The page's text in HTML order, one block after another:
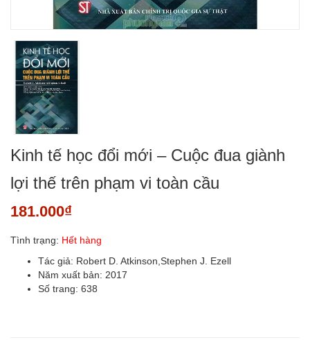
Kinh tế học đổi mới – Cuộc đua giành
lợi thế trên phạm vi toàn cầu
181.000₫
Tình trạng: Hết hàng
Tác giả: Robert D. Atkinson,Stephen J. Ezell
Năm xuất bản: 2017
Số trang: 638